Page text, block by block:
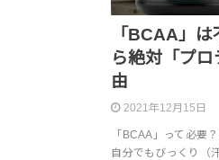
「BCAA」
ら絶対「プ
由
2021年12月15日
「BCAA」って必要
自分でもびっくり（